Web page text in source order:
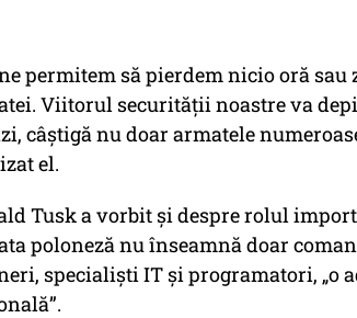
permitem să pierdem nicio oră
Viitorul securității noastre va
câștigă nu doar armatele
el.
Tusk a vorbit și despre rolul
poloneză nu înseamnă doar
specialiști IT și programatori, „o